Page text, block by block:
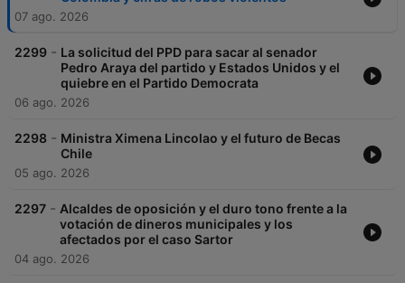
07 ago. 2026
2299 - La solicitud del PPD para sacar al senador
Pedro Araya del partido y Estados Unidos y el
quiebre en el Partido Democrata
06 ago. 2026
2298 - Ministra Ximena Lincolao y el futuro de Becas
Chile
05 ago. 2026
2297 - Alcaldes de oposición y el duro tono frente a la
votación de dineros municipales y los
afectados por el caso Sartor
04 ago. 2026